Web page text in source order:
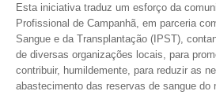
AUTARQUIA
CONSTITUIÇÃO
PRESIDENTE
Esta iniciativa traduz um esforço da
Profissional de Campanhã, em parceria
Sangue e da Transplantação (IPST),
de diversas organizações locais, para
contribuir, humildemente, para reduzir as
abastecimento das reservas de sangue do